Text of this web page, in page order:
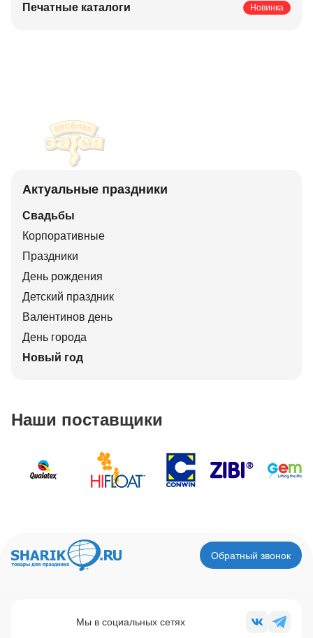
Печатные каталоги
Новинка
Актуальные праздники
Свадьбы
Корпоративные
Праздники
День рождения
Детский праздник
Валентинов день
День города
Новый год
Наши поставщики
Обратный звонок
Мы в социальных сетях